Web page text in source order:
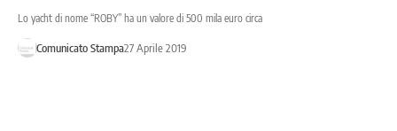
Lo yacht di nome “ROBY” ha un valore di 500 mila euro circa
Comunicato Stampa27 Aprile 2019